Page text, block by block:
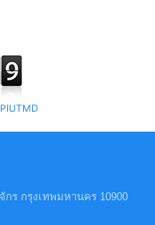
กร กรุงเทพมหานคร 10900